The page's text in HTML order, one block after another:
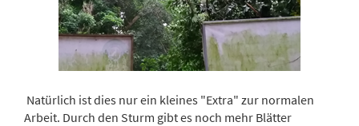
Natürlich ist dies nur ein kleines "Extra" zur normalen
Arbeit. Durch den Sturm gibt es noch mehr Blätter